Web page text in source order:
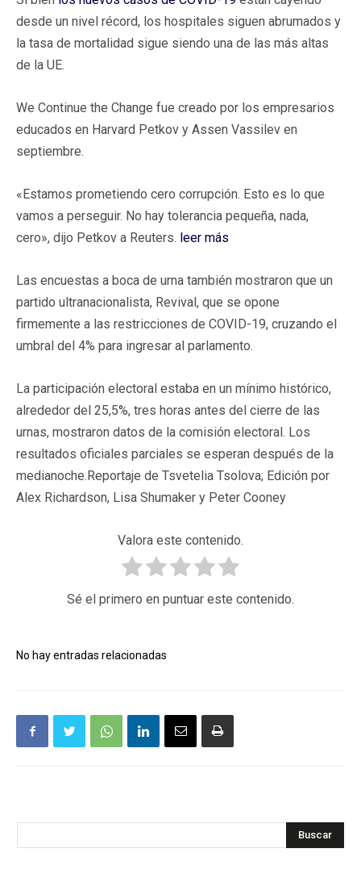
desde un nivel récord, los hospitales siguen abrumados y
la tasa de mortalidad sigue siendo una de las más altas
de la UE.
We Continue the Change fue creado por los empresarios
educados en Harvard Petkov y Assen Vassilev en
septiembre.
«Estamos prometiendo cero corrupción. Esto es lo que
vamos a perseguir. No hay tolerancia pequeña, nada,
cero», dijo Petkov a Reuters. leer más
Las encuestas a boca de urna también mostraron que un
partido ultranacionalista, Revival, que se opone
firmemente a las restricciones de COVID-19, cruzando el
umbral del 4% para ingresar al parlamento.
La participación electoral estaba en un mínimo histórico,
alrededor del 25,5%, tres horas antes del cierre de las
urnas, mostraron datos de la comisión electoral. Los
resultados oficiales parciales se esperan después de la
medianoche.Reportaje de Tsvetelia Tsolova; Edición por
Alex Richardson, Lisa Shumaker y Peter Cooney
Valora este contenido.
Sé el primero en puntuar este contenido.
No hay entradas relacionadas
Buscar